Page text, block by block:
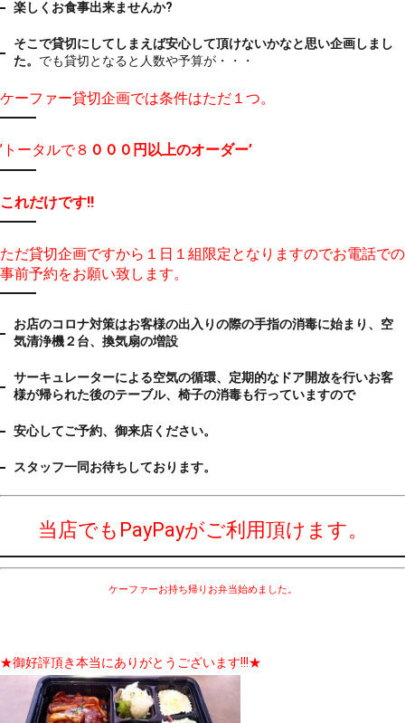
楽しくお食事出来ませんか?
そこで貸切にしてしまえば安心して頂けないかなと思い企画しまし
た。 でも貸切となると人数や予算が・・・
ケーファー貸切企画では条件はただ１つ。
’トータルで８ ０００円以上のオーダー’
これだけです!!
ただ貸切企画ですから１日１組限定となりますのでお電話での
事前予約をお願い致します。
お店のコロナ対策はお客様の出入りの際の手指の消毒に始まり、空
気清浄機２台、換気扇の増設
サーキュレーターによる空気の循環、定期的なドア開放を行いお客
様が帰られた後のテーブル、椅子の消毒も行っていますので
安心してご予約、御来店ください。
スタッフ一同お待ちしております。
当店でもPayPayがご利用頂けます。
ケーファーお持ち帰りお弁当始めました。
★御好評頂き本当にありがとうございます!!!★